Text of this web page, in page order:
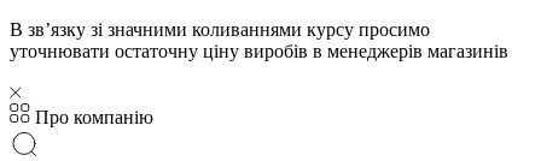
В звʼязку зі значними коливаннями курсу просимо
уточнювати остаточну ціну виробів в менеджерів магазинів
Про компанію